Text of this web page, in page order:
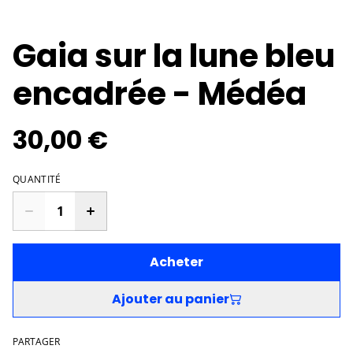
Gaia sur la lune bleu
encadrée - Médéa
30,00 €
QUANTITÉ
Acheter
Ajouter au panier
PARTAGER